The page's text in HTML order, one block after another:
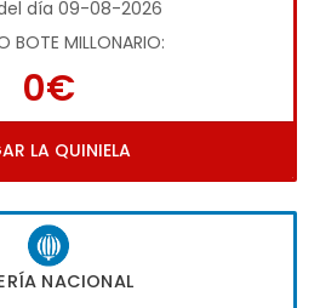
día 09-08-2026
BOTE MILLONARIO:
0€
LA QUINIELA
NACIONAL